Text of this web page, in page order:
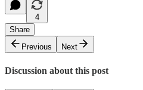
4
Share
Previous
Next
Discussion about this post